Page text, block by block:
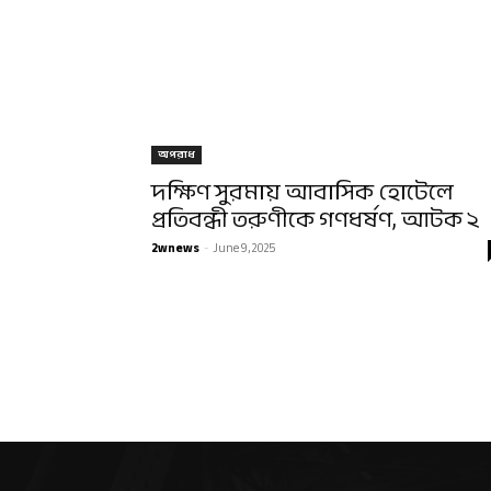
অপরাধ
দক্ষিণ সুরমায় আবাসিক হোটেলে
প্রতিবন্ধী তরুণীকে গণধর্ষণ, আটক ২
2wnews -June 9, 2025